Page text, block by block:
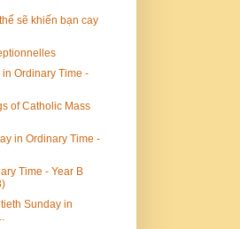
sẽ khiến bạn cay
Ordinary Time -
of Catholic Mass
in Ordinary Time -
Time - Year B
Sunday in